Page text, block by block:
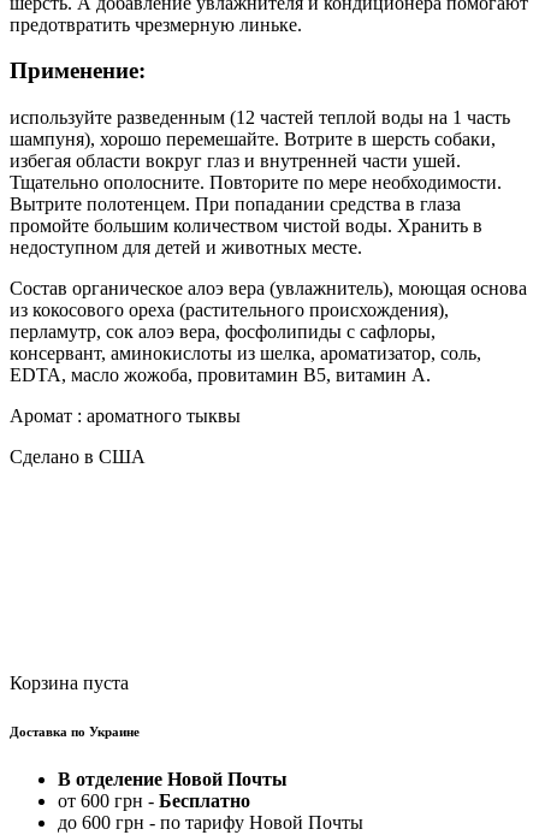
предотвратить чрезмерную линьке.
Применение:
используйте разведенным (12 частей теплой воды на 1 часть
шампуня), хорошо перемешайте. Вотрите в шерсть собаки,
избегая области вокруг глаз и внутренней части ушей.
Тщательно ополосните. Повторите по мере необходимости.
Вытрите полотенцем. При попадании средства в глаза
промойте большим количеством чистой воды. Хранить в
недоступном для детей и животных месте.
Состав органическое алоэ вера (увлажнитель), моющая основа
из кокосового ореха (растительного происхождения),
перламутр, сок алоэ вера, фосфолипиды с сафлоры,
консервант, аминокислоты из шелка, ароматизатор, соль,
EDTA, масло жожоба, провитамин В5, витамин А.
Аромат : ароматного тыквы
Сделано в США
Корзина пуста
Доставка по Украине
В отделение Новой Почты
от 600 грн - Бесплатно
до 600 грн - по тарифу Новой Почты